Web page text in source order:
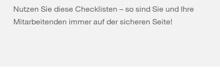
Nutzen Sie diese Checklisten – so sind Sie und Ihre
Mitarbeitenden immer auf der sicheren Seite!